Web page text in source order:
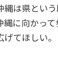
は県とい
に向かっ
てほしい。